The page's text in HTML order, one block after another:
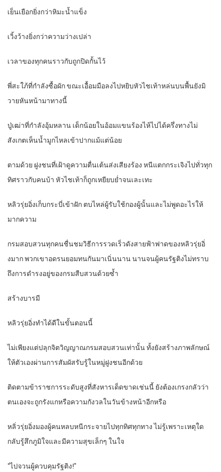
เย็นเยือกยิ่งกว่าหิมะน้ำแข็ง
เวิ้งว้างยิ่งกว่าความว่างเปล่า
เวลาของทุกคนราวกับถูกปิดกั้นไว้
พี่สะใภ้ที่กำลังซื้อผัก ขณะเอื้อมมือลงไปหยิบหัวไชเท้าหล่นบนพื้นยังมิ
วายหันหน้ามาทางนี้
ปู่เฒ่าที่กำลังอุ้มหลาน เด็กน้อยในอ้อมแขนร้องไห้ไปได้ครึ่งทางไม่
สังเกตเห็นน้ำมูกไหลเข้าปากแม้แต่น้อย
ตามด้วย ฝูงชนที่เฝ้าดูความตื่นเต้นส่งเสียงร้อง หนีแตกกระเจิงไปทั่วทุก
ทิศราวกับคนบ้า หัวไชเท้าก็ถูกเหยียบย่ำจนเละเทะ
หลิวรุ่ยอิ่งเก็บกระบี่เข้าฝัก ตบไหล่ผู้รับใช้กองผู้นั้นและไม่พูดอะไรให้
มากความ
กรมสอบสวนทุกคนชื่นชมวิธีการรวดเร็วดังสายฟ้าฟาดของหลิวรุ่ยอิ่
งมาก พวกเขาอดรนยอมทนกันมาเนิ่นนาน นานจนผู้คนรัฐติงไม่ทราบ
ถึงการดำรงอยู่ของกรมสืบสวนด้วยซ้ำ
สร้างบารมี
หลิวรุ่ยอิ่งทำได้ดีในขั้นตอนนี้
ไม่เพียงแต่ปลุกจิตวิญญาณกรมสอบสวนเท่านั้น ทั้งยังสร้างภาพลักษณ์
ให้ตัวเองผ่านการสัมผัสรับรู้ในหมู่ฝูงชนอีกด้วย
ติดตามข้าราชการระดับสูงที่สังหารเด็ดขาดเช่นนี้ ยังต้องเกรงกลัวว่า
ตนเองจะถูกรังแกหรือความกังวลในวันข้างหน้าอีกหรือ
หลิ่วรุ่ยอิ่งมองผู้คนหลบหนีกระจายไปทุกทิศทุกทาง ไม่รู้เพราะเหตุใด
กลับรู้สึกภูมิใจและมีความสุขเล็กๆ ในใจ
“ไปจวนผู้ควบคุมรัฐติง!”